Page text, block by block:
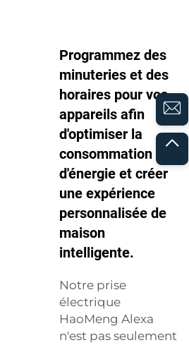
Programmez des
minuteries et des
horaires pour vos
appareils afin
d'optimiser la
consommation
d'énergie et créer
une expérience
personnalisée de
maison
intelligente.
Notre prise
électrique
HaoMeng Alexa
n'est pas seulement